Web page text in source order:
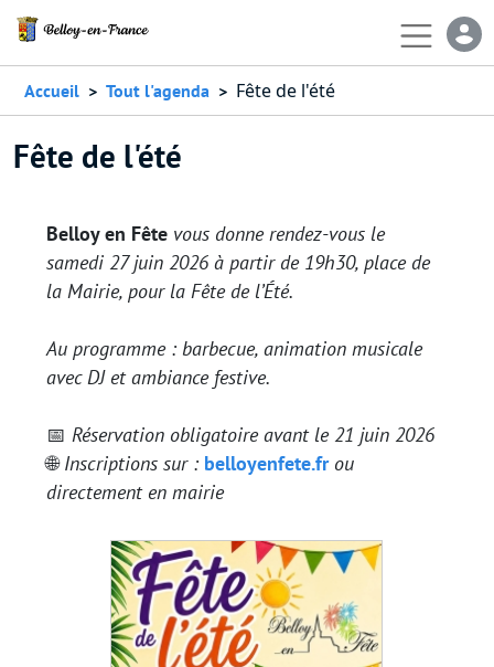
Accueil Tout l'agenda Fête de l'été
Fête de l'été
Belloy en Fête vous donne rendez-vous le
samedi 27 juin 2026 à partir de 19h30, place de
la Mairie, pour la Fête de l’Été.
Au programme : barbecue, animation musicale
avec DJ et ambiance festive.
📅 Réservation obligatoire avant le 21 juin 2026
🌐 Inscriptions sur : belloyenfete.frou
directement en mairie